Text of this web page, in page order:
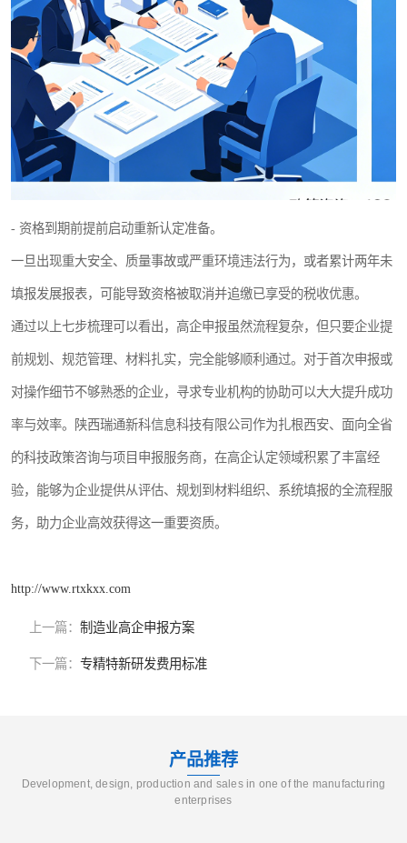
- 资格到期前提前启动重新认定准备。
一旦出现重大安全、质量事故或严重环境违法行为，或者累计两年未
填报发展报表，可能导致资格被取消并追缴已享受的税收优惠。
通过以上七步梳理可以看出，高企申报虽然流程复杂，但只要企业提
前规划、规范管理、材料扎实，完全能够顺利通过。对于首次申报或
对操作细节不够熟悉的企业，寻求专业机构的协助可以大大提升成功
率与效率。陕西瑞通新科信息科技有限公司作为扎根西安、面向全省
的科技政策咨询与项目申报服务商，在高企认定领域积累了丰富经
验，能够为企业提供从评估、规划到材料组织、系统填报的全流程服
务，助力企业高效获得这一重要资质。
http://www.rtxkxx.com
上一篇： 制造业高企申报方案
下一篇： 专精特新研发费用标准
产品推荐
Development, design, production and sales in one of the manufacturing
enterprises